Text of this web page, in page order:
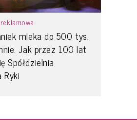
mleka do 500 tys.
Jak przez 100 lat
Spółdzielnia
Ryki